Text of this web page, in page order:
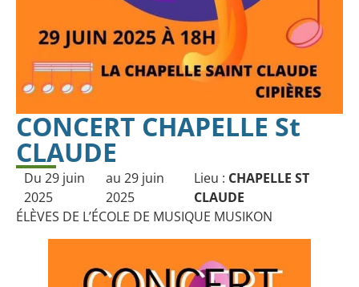
CONCERT CHAPELLE St
CLAUDE
Du 29 juin
2025
au 29 juin
2025
Lieu : CHAPELLE ST
CLAUDE
ÉLÈVES DE L’ÉCOLE DE MUSIQUE MUSIKON